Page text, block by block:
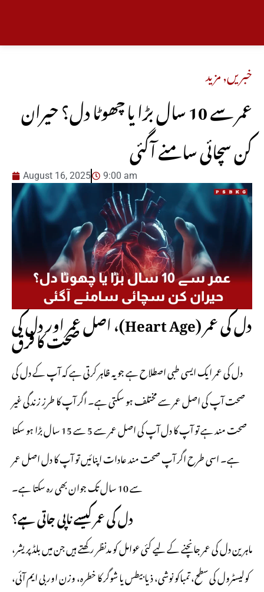
خبریں,مزید
عمر سے 10 سال بڑا یا چھوٹا دل؟ حیران
کن سچائی سامنے آگئی
August 16, 2025 9:00 am
دل کی عمر (Heart Age)، اصل عمر اور دل کی
صحت کا فرق
دل کی عمر ایک ایسی طبی اصطلاح ہے جو یہ ظاہر کرتی ہے کہ آپ کے دل کی
صحت آپ کی اصل عمر سے مختلف ہو سکتی ہے۔ اگر آپ کا طرزِ زندگی غیر
صحت مند ہے تو آپ کا دل آپ کی اصل عمر سے 5 سے 15 سال بڑا ہو سکتا
ہے۔ اسی طرح اگر آپ صحت مند عادات اپنائیں تو آپ کا دل اصل عمر
سے 10 سال تک جوان بھی رہ سکتا ہے۔
دل کی عمر کیسے ناپی جاتی ہے؟
ماہرین دل کی عمر جانچنے کے لیے کئی عوامل کو مدنظر رکھتے ہیں جن میں بلڈ پریشر،
کولیسٹرول کی سطح، تمباکو نوشی، ذیابیطس یا شوگر کا خطرہ، وزن اور بی ایم آئی،